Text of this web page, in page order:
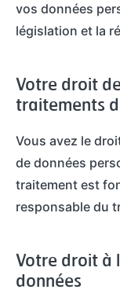
vos données
législation et la
Votre droit
traitements
Vous avez le
de données
traitement est
responsable du
Votre droit à
données